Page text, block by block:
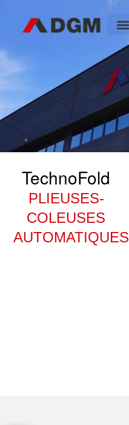
TechnoFold
PLIEUSES-
COLEUSES
AUTOMATIQUES